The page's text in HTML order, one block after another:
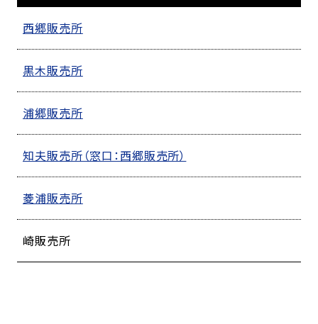
西郷販売所
黒木販売所
浦郷販売所
知夫販売所（窓口：西郷販売所）
菱浦販売所
崎販売所